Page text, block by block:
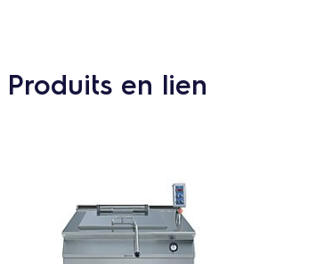
Produits en lien